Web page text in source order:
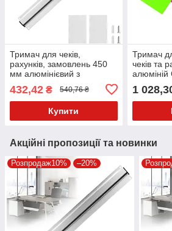
Тримач для чеків,
рахунків, замовлень 450
мм алюмінієвий з
шариками Stalgast 099102
432,42 ₴ 540,76 ₴
Купити
Тримач
чеків та
алюміній
1
Акційні пропозиції та новинки
Розпродаж10% –20%